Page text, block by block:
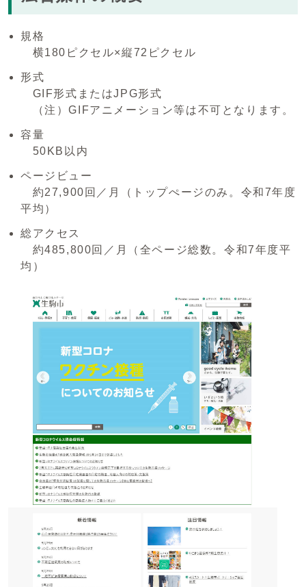
規格
横180ピクセル×縦72ピクセル
形式
GIF形式またはJPG形式
（注）GIFアニメーション等は不可となります。
容量
50KB以内
ページビュー
約27,900回／月（トップぺージのみ。令和7年度
平均）
総アクセス
約485,800回／月（全ページ総数。令和7年度平
均）